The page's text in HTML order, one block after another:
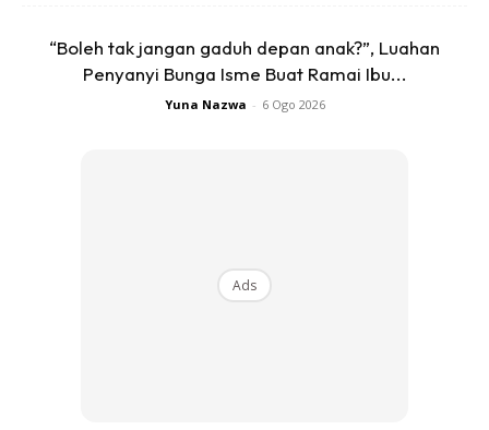
“Boleh tak jangan gaduh depan anak?”, Luahan
Penyanyi Bunga Isme Buat Ramai Ibu...
Yuna Nazwa - 6 Ogo 2026
Ads